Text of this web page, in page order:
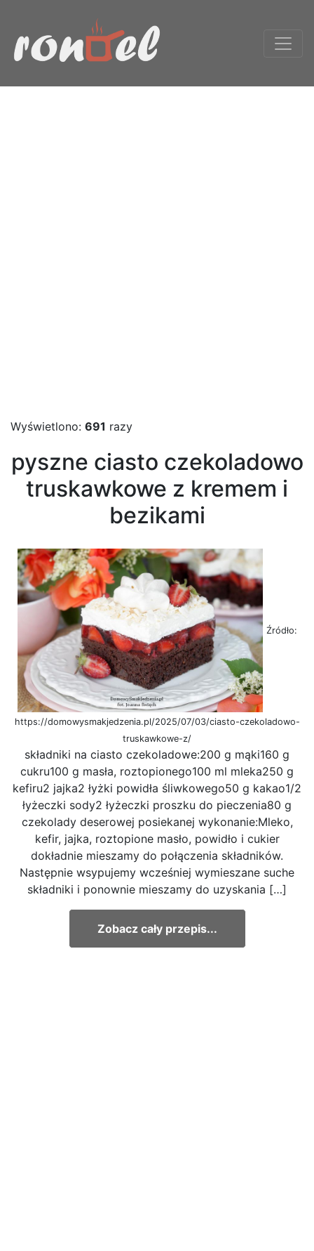
Wyświetlono: 691 razy
pyszne ciasto czekoladowo
truskawkowe z kremem i
bezikami
Źródło:
https://domowysmakjedzenia.pl/2025/07/03/ciasto-czekoladowo-
truskawkowe-z/
składniki na ciasto czekoladowe:200 g mąki160 g
cukru100 g masła, roztopionego100 ml mleka250 g
kefiru2 jajka2 łyżki powidła śliwkowego50 g kakao1/2
łyżeczki sody2 łyżeczki proszku do pieczenia80 g
czekolady deserowej posiekanej wykonanie:Mleko,
kefir, jajka, roztopione masło, powidło i cukier
dokładnie mieszamy do połączenia składników.
Następnie wsypujemy wcześniej wymieszane suche
składniki i ponownie mieszamy do uzyskania […]
Zobacz cały przepis...